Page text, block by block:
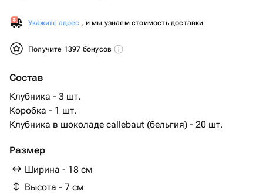
Укажите адрес , и мы узнаем стоимость доставки
Получите 1397 бонусов
Состав
Клубника - 3 шт.
Коробка - 1 шт.
Клубника в шоколаде callebaut (бельгия) - 20 шт.
Размер
Ширина - 18 см
Высота - 7 см